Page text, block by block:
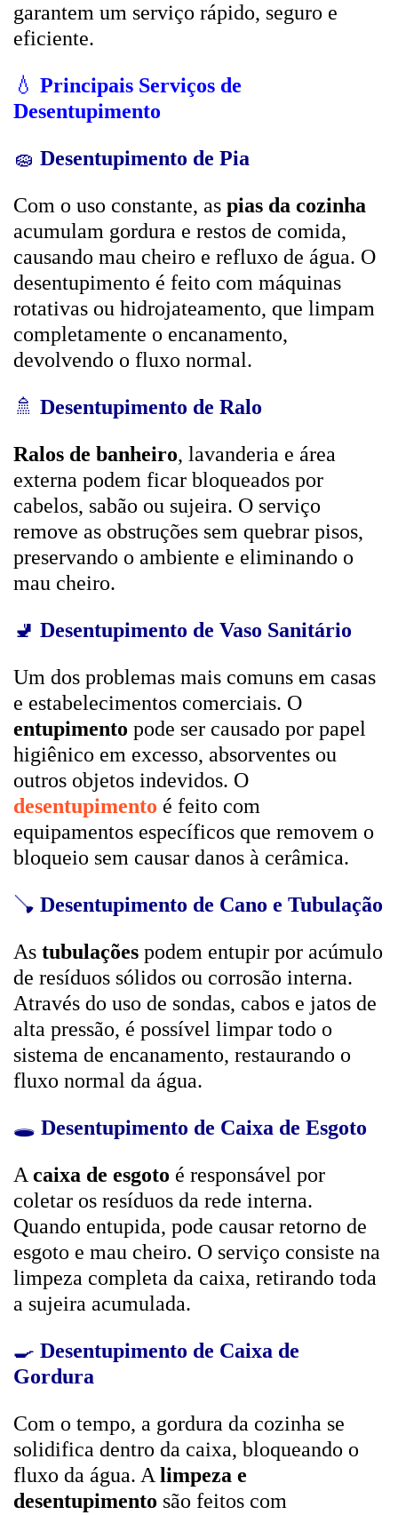
garantem um serviço rápido, seguro e
eficiente.
💧 Principais Serviços de
Desentupimento
🧽 Desentupimento de Pia
Com o uso constante, as pias da cozinha
acumulam gordura e restos de comida,
causando mau cheiro e refluxo de água. O
desentupimento é feito com máquinas
rotativas ou hidrojateamento, que limpam
completamente o encanamento,
devolvendo o fluxo normal.
🚿 Desentupimento de Ralo
Ralos de banheiro, lavanderia e área
externa podem ficar bloqueados por
cabelos, sabão ou sujeira. O serviço
remove as obstruções sem quebrar pisos,
preservando o ambiente e eliminando o
mau cheiro.
🚽 Desentupimento de Vaso Sanitário
Um dos problemas mais comuns em casas
e estabelecimentos comerciais. O
entupimento pode ser causado por papel
higiênico em excesso, absorventes ou
outros objetos indevidos. O
desentupimento é feito com
equipamentos específicos que removem o
bloqueio sem causar danos à cerâmica.
🪠 Desentupimento de Cano e Tubulação
As tubulações podem entupir por acúmulo
de resíduos sólidos ou corrosão interna.
Através do uso de sondas, cabos e jatos de
alta pressão, é possível limpar todo o
sistema de encanamento, restaurando o
fluxo normal da água.
🕳️ Desentupimento de Caixa de Esgoto
A caixa de esgoto é responsável por
coletar os resíduos da rede interna.
Quando entupida, pode causar retorno de
esgoto e mau cheiro. O serviço consiste na
limpeza completa da caixa, retirando toda
a sujeira acumulada.
🍳 Desentupimento de Caixa de
Gordura
Com o tempo, a gordura da cozinha se
solidifica dentro da caixa, bloqueando o
fluxo da água. A limpeza e
desentupimento são feitos com